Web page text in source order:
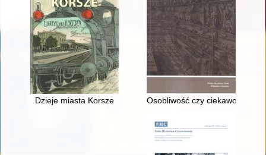
Dzieje miasta Korsze Osobliwość czy ciekawość? :